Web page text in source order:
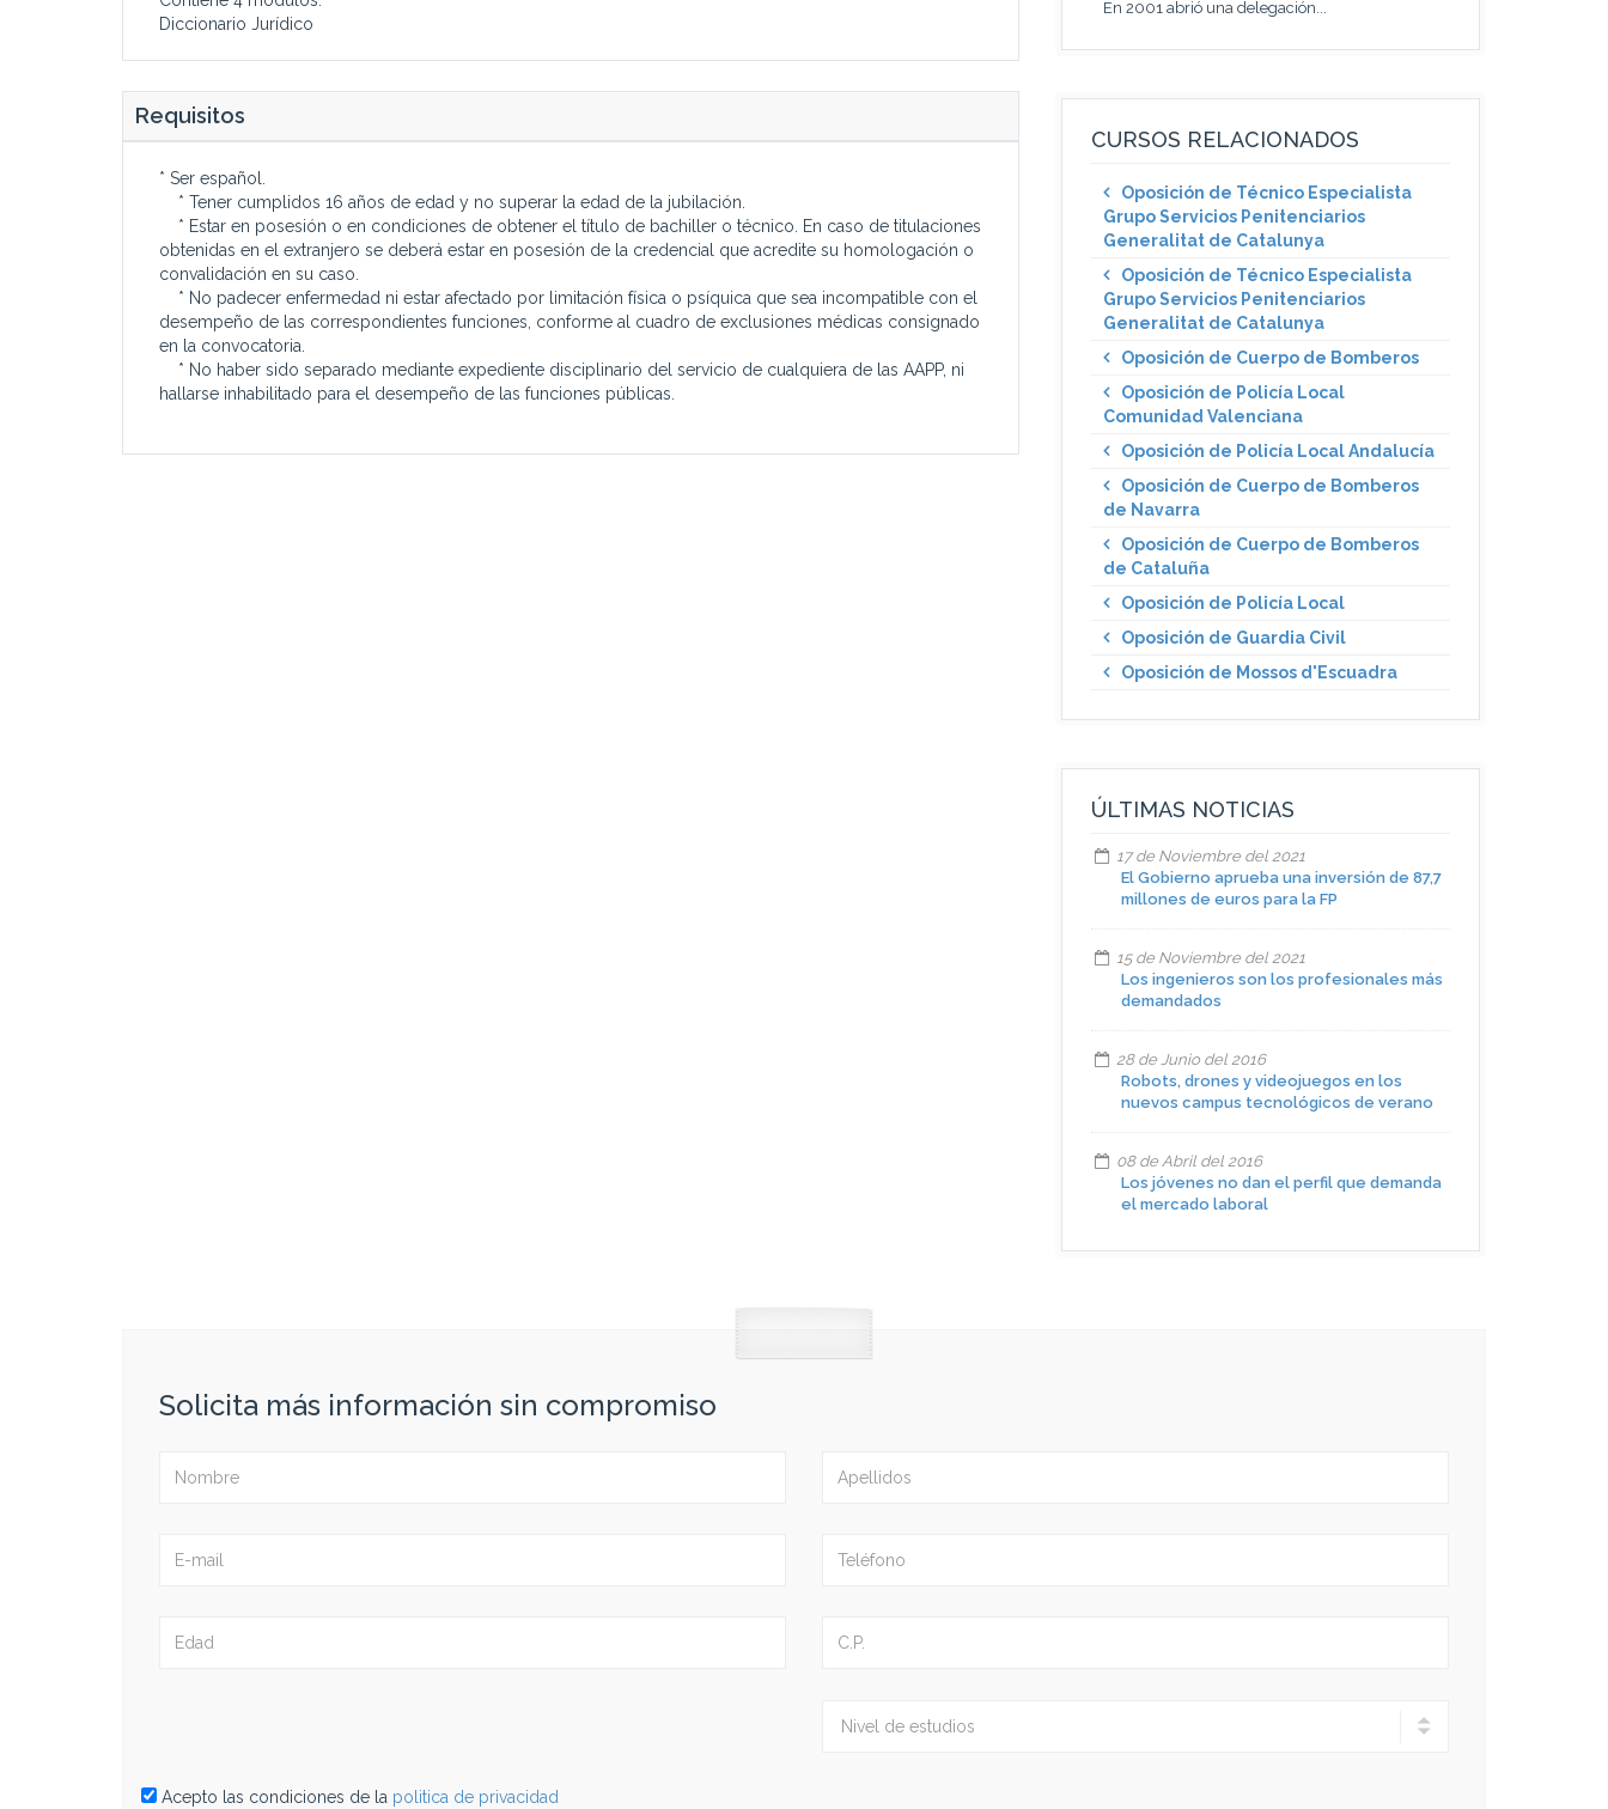
Diccionario Jurídico
Requisitos
* Ser español.
* Tener cumplidos 16 años de edad y no superar la edad de la jubilación.
* Estar en posesión o en condiciones de obtener el título de bachiller o técnico. En caso de titulaciones
obtenidas en el extranjero se deberá estar en posesión de la credencial que acredite su homologación o
convalidación en su caso.
* No padecer enfermedad ni estar afectado por limitación física o psíquica que sea incompatible con el
desempeño de las correspondientes funciones, conforme al cuadro de exclusiones médicas consignado
en la convocatoria.
* No haber sido separado mediante expediente disciplinario del servicio de cualquiera de las AAPP, ni
hallarse inhabilitado para el desempeño de las funciones públicas.
En 2001 abrió una delegación...
CURSOS RELACIONADOS
Oposición de Técnico Especialista
Grupo Servicios Penitenciarios
Generalitat de Catalunya
Oposición de Técnico Especialista
Grupo Servicios Penitenciarios
Generalitat de Catalunya
Oposición de Cuerpo de Bomberos
Oposición de Policía Local
Comunidad Valenciana
Oposición de Policía Local Andalucía
Oposición de Cuerpo de Bomberos
de Navarra
Oposición de Cuerpo de Bomberos
de Cataluña
Oposición de Policía Local
Oposición de Guardia Civil
Oposición de Mossos d'Escuadra
ÚLTIMAS NOTICIAS
17 de Noviembre del 2021
El Gobierno aprueba una inversión de 87,7
millones de euros para la FP
15 de Noviembre del 2021
Los ingenieros son los profesionales más
demandados
28 de Junio del 2016
Robots, drones y videojuegos en los
nuevos campus tecnológicos de verano
08 de Abril del 2016
Los jóvenes no dan el perfil que demanda
el mercado laboral
Solicita más información sin compromiso
Acepto las condiciones de la politica de privacidad